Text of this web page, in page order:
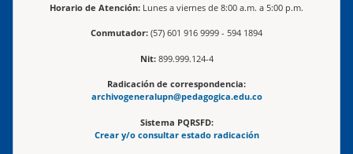
Horario de Atención: Lunes a viernes de 8:00 a.m. a 5:00 p.m.
Conmutador: (57) 601 916 9999 - 594 1894
Nit:899.999.124-4
Radicación de correspondencia:
archivogeneralupn@pedagogica.edu.co
Sistema PQRSFD:
Crear y/o consultar estado radicación